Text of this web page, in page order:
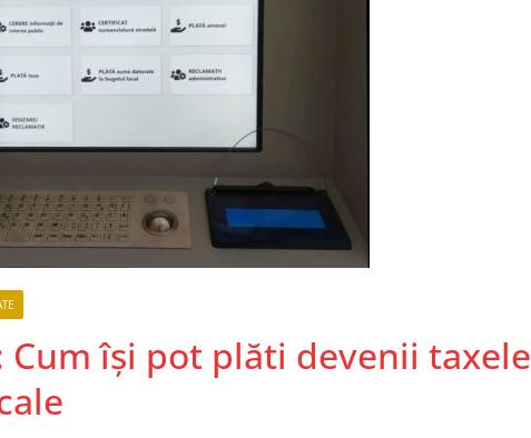
își pot plăti devenii taxele